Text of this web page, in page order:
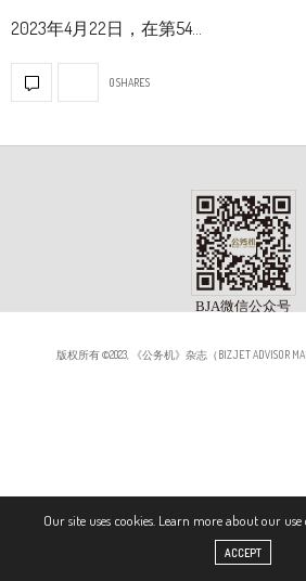
2023年4月22日，在第54…
0 SHARES
版权所有 ©2023, 《公务机》杂志（BIZJET ADVISOR
Our site uses cookies. Learn more about our use
ACCEPT